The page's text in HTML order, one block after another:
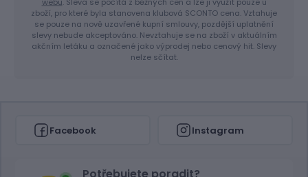
webu. Sleva se počítá z běžných cen a lze ji využít pouze u
zboží, pro které byla stanovena klubová SCONTO cena. Vztahuje
se pouze na nově uzavřené kupní smlouvy, pozdější uplatnění
slevy nebude akceptováno. Nevztahuje se na zboží v aktuálním
akčním letáku a označené jako výprodej nebo cenový hit. Slevy
nelze sčítat.
Facebook Instagram